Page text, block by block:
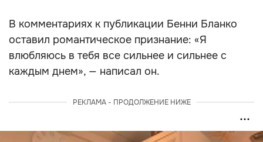
В комментариях к публикации Бенни Бланко
оставил романтическое признание: «Я
влюбляюсь в тебя все сильнее и сильнее с
каждым днем», — написал он.
РЕКЛАМА - ПРОДОЛЖЕНИЕ НИЖЕ